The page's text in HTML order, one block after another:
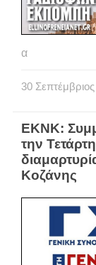
α
30 Σεπτέμβριος
ΕΚΝΚ:
την
Κοζάνης